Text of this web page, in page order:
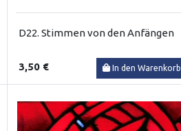
D22. Stimmen von den Anfängen
3,50 € In den Warenkorb